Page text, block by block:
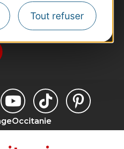
Tout refuser
d'information
recevoir des
de visites et de sorties.